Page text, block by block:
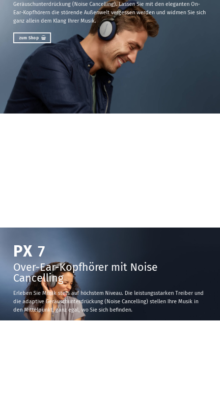
Geräuschunterdrückung (Noise Cancelling). Lassen Sie mit den eleganten On-
Ear-Kopfhörern die störende Außenwelt vergessen werden und widmen Sie sich
ganz allein dem Klang Ihrer Musik.
zum Shop
PX 7
Over-Ear-Kopfhörer mit Noise
Cancelling
Erleben Sie Musik stets auf höchstem Niveau. Die leistungsstarken Treiber und
die adaptive Geräuschunterdrückung (Noise Cancelling) stellen Ihre Musik in
den Mittelpunkt, ganz egal, wo Sie sich befinden.